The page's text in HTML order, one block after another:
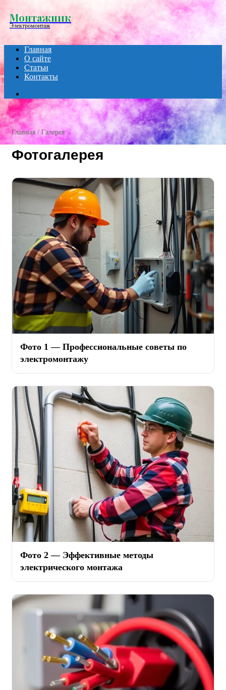
Монтажник
Электромонтаж
Главная
О сайте
Статьи
Контакты
for
Главная /Галерея
Фотогалерея
Фото 1 — Профессиональные советы по
электромонтажу
Фото 2 — Эффективные методы
электрического монтажа